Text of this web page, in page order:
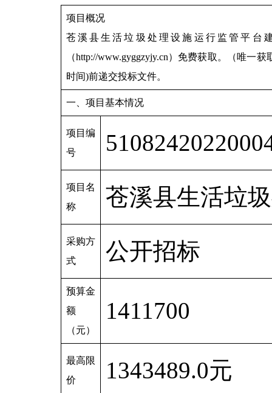
项目概况
苍溪县生活垃圾处理设施运行监管平台
（http://www.gyggzyjy.cn）免费获取。（唯一
时间)前递交投标文件。
一、项目基本情况
项目编
号
项目名
称
苍溪县生活垃
采购方
式
公开招标
预算金
额
（元）
1411700
最高限
价
1343489.0元